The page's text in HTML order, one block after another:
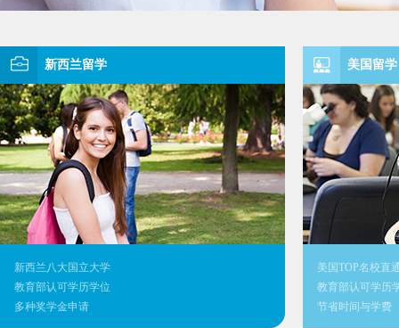
新西兰留学
新西兰八大国立大学
教育部认可学历学位
多种奖学金申请
美国留学
美国TOP名校直
教育部认可学历
节省时间与学费